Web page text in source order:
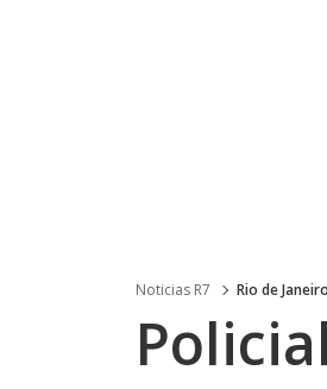
Noticias R7 Rio de Janeiro